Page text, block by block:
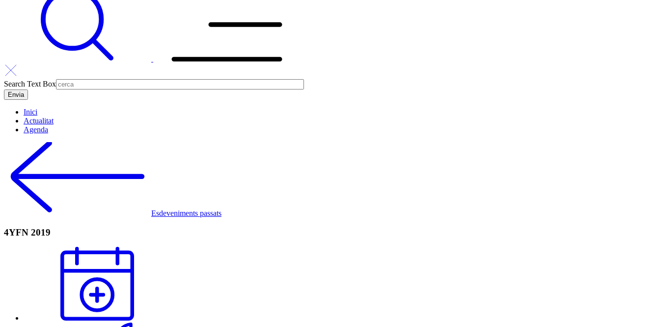
Search Text Box
Inici
Actualitat
Agenda
Esdeveniments passats
4YFN 2019